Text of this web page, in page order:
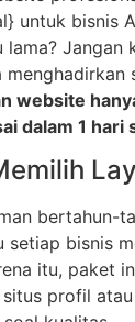
untuk bisnis
lama? Jangan
website
dalam 1 hari
bertahun-
setiap bisnis
itu, paket
profil